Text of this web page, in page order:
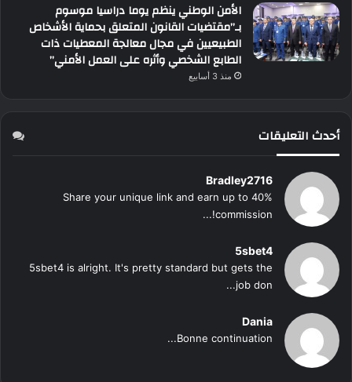
الأمن الوطني ينظم يوما دراسيا موسوم
بـ”مقتضيات القانون المتعلق بحماية الأشخاص
الطبيعيين في مجال معالجة المعطيات ذات
الطابع الشخصي وأثره على العمل الأمني”
منذ 3 أسابيع
أحدث التعليقات
Bradley2716
Share your unique link and earn up to 40%
commission!...
5sbet4
5sbet4 is alright. It's pretty standard but gets the
job don...
Dania
Bonne continuation...